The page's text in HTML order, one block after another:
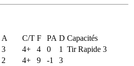
A C/T F PA D Capacités
3 4+ 4 0 1
Tir Rapide 3
2 4+ 9 -1
3